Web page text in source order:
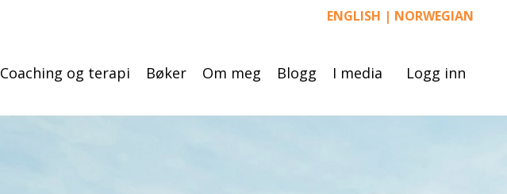
ENGLISH | NORWEGIAN
Coaching og terapi Bøker Om meg Blogg I media Logg inn